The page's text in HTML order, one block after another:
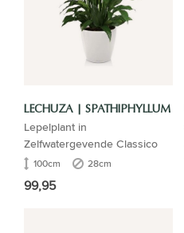
LECHUZA | SPATHIPHYLLUM
Lepelplant in
Zelfwatergevende Classico
100cm 28cm
99,95